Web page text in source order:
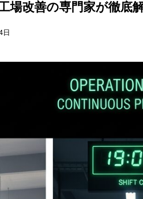
場改善の専門家が徹底
日